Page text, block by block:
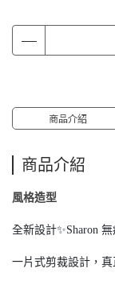
商品介紹
商品介紹
風格造型
全新設計✨Sharon
一片式剪裁設計，